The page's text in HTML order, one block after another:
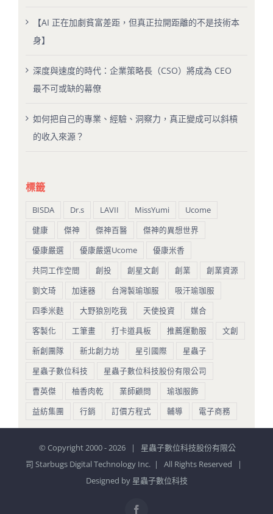
【AI 正在加劇貧富差距，但真正拉開距離的不是技術本
身】
深度與速度的時代：企業策略長（CSO）將成為 CEO
最不可或缺的幕僚
如何把自己的專業、經驗、洞察力，真正變成可以斜槓
的收入來源？
標籤
BISDA Dr.s LAVII MissYumi
Ucome
健康
傑神 傑神百醫
傑神的異想世界
優康嚴選
優康嚴選Ucome
優康米香
共同工作空間
創投 創星文創 創業
創業資源
劉文琦
加速器 台灣製瑜珈服
吸汗瑜珈服
四季米麩
大野狼別吃我 天使投資
媒合
客製化
工筆畫 打卡道具板 推薦運動服
文創
新創團隊
新北創力坊 星引國際
星蟲子
星蟲子數位科技
星蟲子數位科技股份有限公司
曹英傑
柚香肉乾 業師顧問
瑜珈服飾
益紡集團
行銷 訂價方程式 輔導 電子商務
© Copyright 2000 -2026 | 星蟲子數位科技股份有限公
司 Starbugs Digital Technology Inc. | All Rights Reserved |
Designed by 星蟲子數位科技